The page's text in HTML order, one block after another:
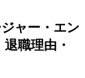
ャー・エン
職理由・